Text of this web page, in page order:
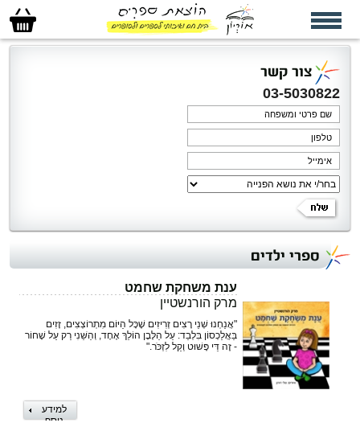
סל
הקניות
שלי
צור קשר
03-5030822
ספרי ילדים
ענת משחקת שחמט
מרק הורנשטיין
"אֲנַחְנוּ שְׁנֵי רָצִים זְרִיזִים שֶׁכָּל הַיּוֹם מִתְרוֹצְצִים, זָזִים
בַּאֲלַכְסוֹן בִּלְבַד: עַל הַלָּבָן הוֹלֵךְ אֶחָד, וְהַשֵּׁנִי רַק עַל שָׁחוֹר
- זֶה דֵּי פָּשׁוּט וְקַל לִזְכֹּר."
למידע
נוסף